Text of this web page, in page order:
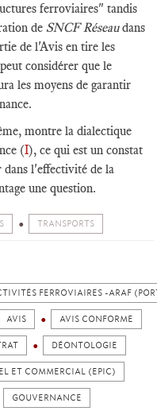
ferroviaires" tandis
deSNCF Réseaudans
de l'Avis en tire les
considérer que le
les moyens de garantir
montre la dialectique
(I), ce qui est un constat
dans l'effectivité de la
une question.
TRANSPORTS
FERROVIAIRES -ARAF
AVIS AVIS CONFORME
DÉONTOLOGIE
ET COMMERCIAL (EPIC)
GOUVERNANCE